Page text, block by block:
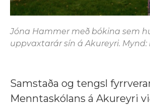
Jóna Hammer með bókina sem
uppvaxtarár sín á Akureyri. Mynd:
Samstaða og tengsl
Menntaskólans á Akureyri